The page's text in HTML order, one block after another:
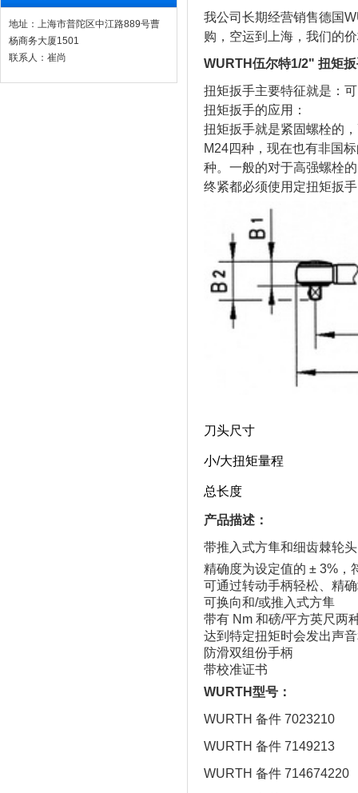
地址：上海市普陀区中江路889号曹
杨商务大厦1501
联系人：崔尚
我公司长期经营销售德国
购，空运到上海，我们的
WURTH伍尔特1/2" 扭矩
扭矩扳手主要特征就是：
扭矩扳手的应用：
扭矩扳手就是紧固螺栓的
M24四种，现在也有非国
种。一般的对于高强螺栓
终紧都必须使用定扭矩扳
刀头尺寸
小/大扭矩量程
总长度
产品描述：
带推入式方隼和细齿棘轮
精确度为设定值的 ± 3%，
可通过转动手柄轻松、精
可换向和/或推入式方隼
带有 Nm 和磅/平方英尺两
达到特定扭矩时会发出声
防滑双组份手柄
带校准证书
WURTH型号：
WURTH 备件 7023210
WURTH 备件 7149213
WURTH 备件 714674220